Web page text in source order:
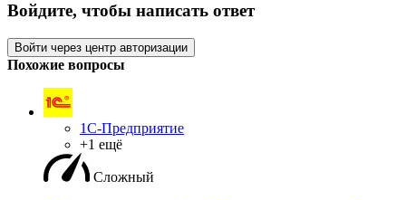
Войдите, чтобы написать ответ
Войти через центр авторизации
Похожие вопросы
1С-Предприятие
+1 ещё
Сложный